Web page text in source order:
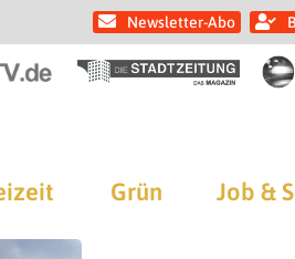
Newsletter-Abo
Grün Job &